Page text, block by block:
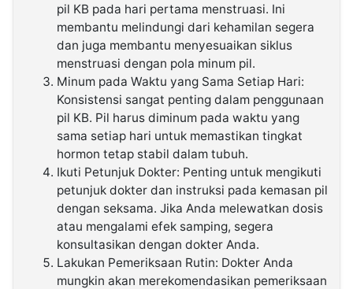
pil KB pada hari pertama menstruasi. Ini
membantu melindungi dari kehamilan segera
dan juga membantu menyesuaikan siklus
menstruasi dengan pola minum pil.
Minum pada Waktu yang Sama Setiap Hari:
Konsistensi sangat penting dalam penggunaan
pil KB. Pil harus diminum pada waktu yang
sama setiap hari untuk memastikan tingkat
hormon tetap stabil dalam tubuh.
Ikuti Petunjuk Dokter: Penting untuk mengikuti
petunjuk dokter dan instruksi pada kemasan pil
dengan seksama. Jika Anda melewatkan dosis
atau mengalami efek samping, segera
konsultasikan dengan dokter Anda.
Lakukan Pemeriksaan Rutin: Dokter Anda
mungkin akan merekomendasikan pemeriksaan